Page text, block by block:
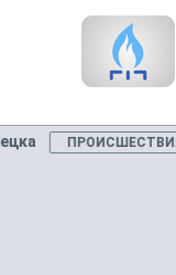
ПРОИСШЕСТВИЯ